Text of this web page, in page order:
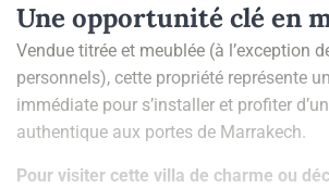
Une opportunité clé en
Vendue titrée et meublée (à l’exception
personnels), cette propriété représente
immédiate pour s’installer et profiter
authentique aux portes de Marrakech.
Pour visiter cette villa de charme ou